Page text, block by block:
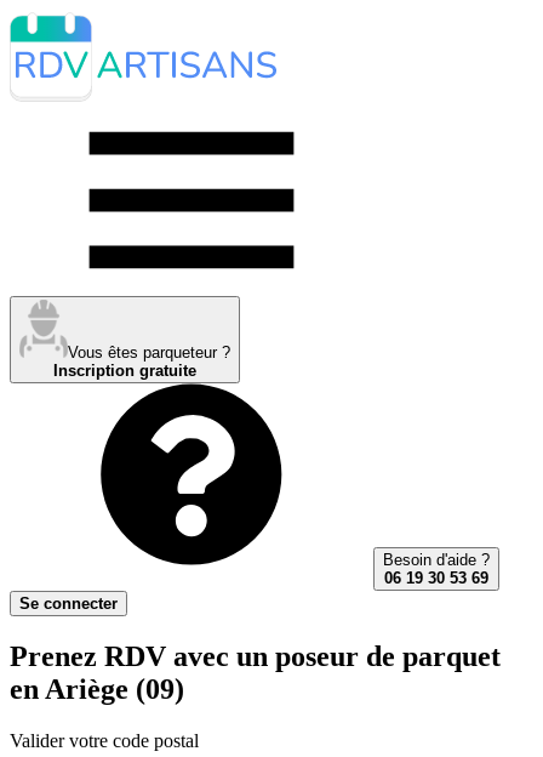
Vous êtes parqueteur ?
Inscription gratuite
Besoin d'aide ?
06 19 30 53 69
Se connecter
Prenez RDV avec un poseur de parquet
en Ariège (09)
Valider votre code postal